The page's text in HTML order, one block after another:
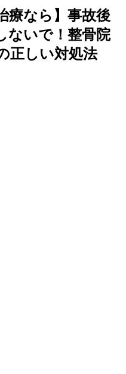
療なら】事故後
ないで！整骨院
正しい対処法